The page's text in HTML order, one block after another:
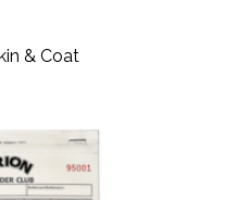
& Coat